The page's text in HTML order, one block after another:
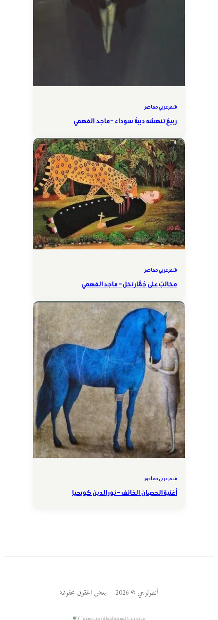
شعر عربي معاصر
ربيعٌ تنهشه دببةٌ سوداء – ماجد الفهمي
شعر عربي معاصر
مخالبٌ على جُمَّار نخل – ماجد الفهمي
شعر عربي معاصر
أغنية الحصان الخائف – نور الدين كويحيا
أنطولوجي © 2026 — بعض الحقوق محفوظة
بث تجريبي للنسخة المطوّرة حتى نهاية ٢٠٢٦